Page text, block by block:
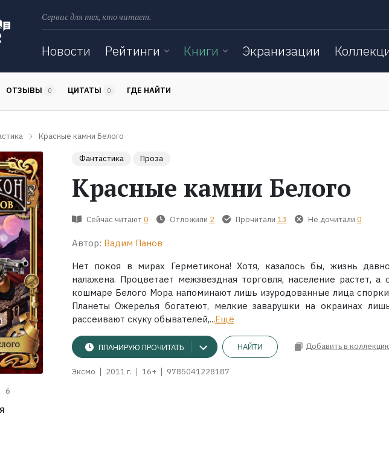
Сервис для тех, кто читает.
Новости Рейтинги Книги Экранизации
ОТЗЫВЫ 0 ЦИТАТЫ 0 ГДЕ НАЙТИ
Красные камни Белого
6
Фантастика Проза
Красные камни Белого
Сейчас читают 0 Отложили 2 Прочитали 13 Не дочитали 0
Автор: Вадим Панов
Нет покоя в мирах Герметикона! Хотя, казалось бы, жизнь давно
налажена. Процветает межзвездная торговля, население растет, а
кошмаре Белого Мора напоминают лишь изуродованные лица
Планеты Ожерелья богатеют, мелкие заварушки на окраинах
рассеивают скуку обывателей,...Ещё
ПЛАНИРУЮ ПРОЧИТАТЬ НАЙТИ Добавить в
Эксмо 2011 г. 16+ 9785041228187